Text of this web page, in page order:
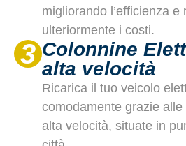
migliorando l’efficienza e
ulteriormente i costi.
3 Colonnine
alta velocità
Ricarica il tuo veicolo
comodamente grazie
alta velocità, situate in